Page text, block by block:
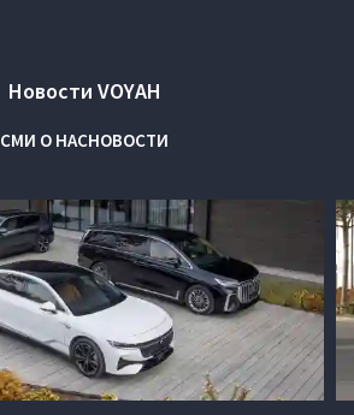
Новости VOYAH
СМИ О НАСНОВОСТИ